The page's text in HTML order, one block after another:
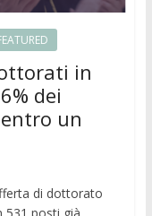
in
dei
un
di dottorato
531 posti già